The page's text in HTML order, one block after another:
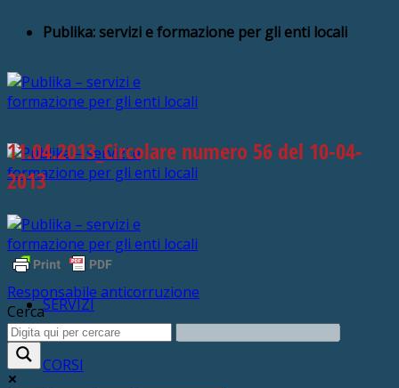
Publika: servizi e formazione per gli enti locali
SERVIZI
CORSI
11.04.2013_Circolare numero 56 del 10-04-
2013
Responsabile anticorruzione
Cerca